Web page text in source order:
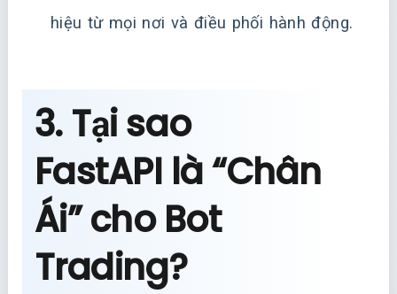
hiệu từ mọi nơi và điều phối hành động.
3. Tại sao
FastAPI là “Chân
Ái” cho Bot
Trading?